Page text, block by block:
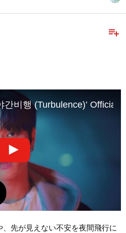
playlist_add
간비행 (Turbulence)’ Official
先が見えない不安を夜間飛行に